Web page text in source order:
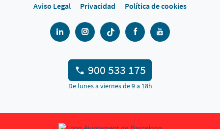
Aviso Legal
Privacidad Política de cookies
900 533 175
De lunes a viernes de 9 a 18h